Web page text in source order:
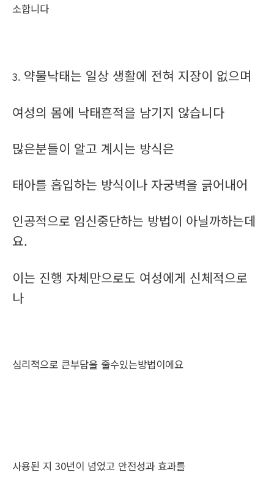
소합니다
3. 약물낙태는 일상 생활에 전혀 지장이 없으며
여성의 몸에 낙태흔적을 남기지 않습니다
많은분들이 알고 계시는 방식은
태아를 흡입하는 방식이나 자궁벽을 긁어내어
인공적으로 임신중단하는 방법이 아닐까하는데
요.
이는 진행 자체만으로도 여성에게 신체적으로
나
심리적으로 큰부담을 줄수있는방법이에요
사용된 지 30년이 넘었고 안전성과 효과를